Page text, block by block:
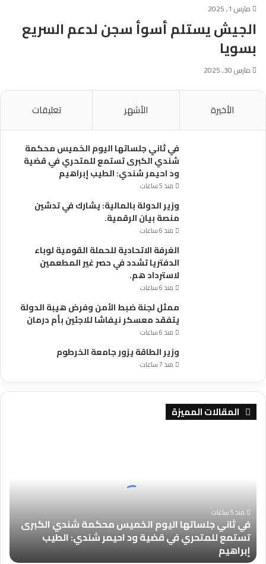
مارس 1, 2025
الجيش يستلم أسوأ سجن لدعم السريع
بسويا
مارس 30, 2025
الأخيرة الأشهر تعليقات
في ثاني جلساتها اليوم الخميس محكمة
شندي الكبرى تستمع للمتحري في قضية
ود احيمر شندي: الطيب إبراهيم
منذ 5 ساعات
وزير الدولة بالمالية: يشارك في تدشين
منصة بيان الرقمية.
منذ 6 ساعات
الغرفة الاتحادية للحملة القومية لوباء
الدفتريا تشدد في حصر غير المطعمين
لاسترداد هم.
منذ 6 ساعات
ممثل لجنة ضبط الأمن وفرض هيبة الدولة
يتفقد معسكر نيفاشا للاجئين بأم درمان
منذ 6 ساعات
وزير الطاقة يزور جامعة الخرطوم
منذ 7 ساعات
المقالات المميزة
شندي
الكبرى
تستمع
للمتحري
منذ 5 ساعات
في ثاني جلساتها اليوم الخميس محكمة شندي الكبرى
تستمع للمتحري في قضية ود احيمر شندي: الطيب
إبراهيم